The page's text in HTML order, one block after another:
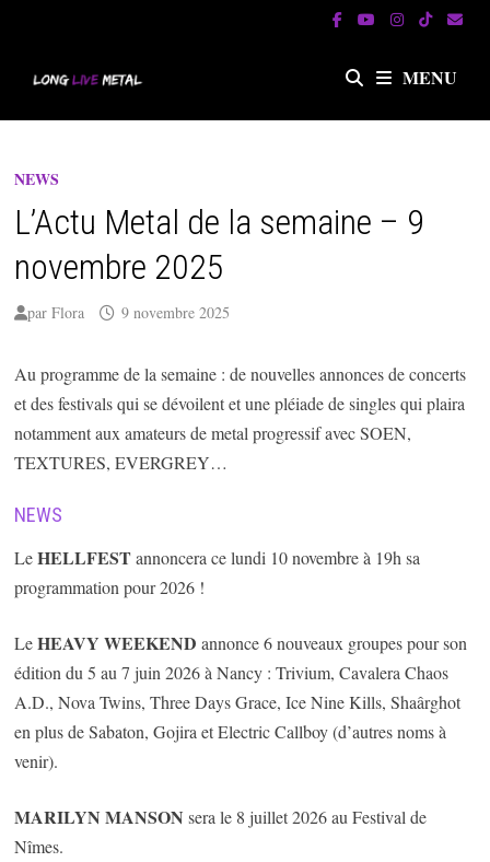
MENU
NEWS
L’Actu Metal de la semaine – 9
novembre 2025
parFlora 9 novembre 2025
Au programme de la semaine : de nouvelles annonces de concerts
et des festivals qui se dévoilent et une pléiade de singles qui plaira
notamment aux amateurs de metal progressif avec SOEN,
TEXTURES, EVERGREY…
NEWS
LeHELLFESTannoncera ce lundi 10 novembre à 19h sa
programmation pour 2026 !
LeHEAVY WEEKEND annonce 6 nouveaux groupes pour son
édition du 5 au 7 juin 2026 à Nancy : Trivium, Cavalera Chaos
A.D., Nova Twins, Three Days Grace, Ice Nine Kills, Shaârghot
en plus de Sabaton, Gojira et Electric Callboy (d’autres noms à
venir).
MARILYN MANSON sera le 8 juillet 2026 au Festival de
Nîmes.